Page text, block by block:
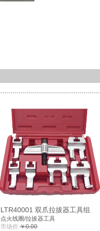
LTR40001 双爪拉拔器工具组
点火线圈/拉拔器工具
市场价:￥0.00